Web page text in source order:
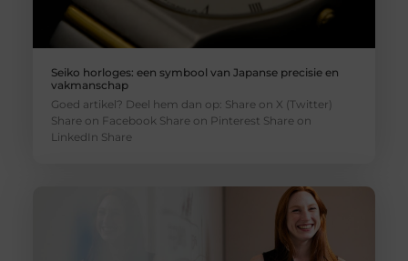
Seiko horloges: een symbool van Japanse precisie en
vakmanschap
Goed artikel? Deel hem dan op: Share on X (Twitter)
Share on Facebook Share on Pinterest Share on
LinkedIn Share